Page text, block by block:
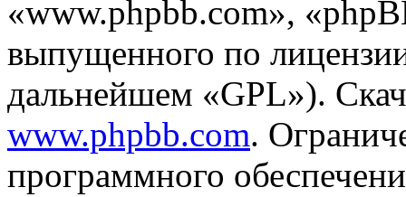
«www.phpbb.com»,
выпущенного по
дальнейшем «GPL»).
www.phpbb.com.
программного